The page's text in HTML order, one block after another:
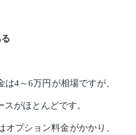
4～6万円が相場ですが、
がほとんどです。
オプション料金がかかり、